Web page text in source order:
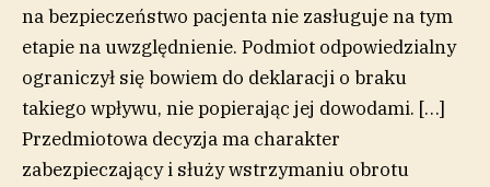
na bezpieczeństwo pacjenta nie zasługuje na tym
etapie na uwzględnienie. Podmiot odpowiedzialny
ograniczył się bowiem do deklaracji o braku
takiego wpływu, nie popierając jej dowodami. […]
Przedmiotowa decyzja ma charakter
zabezpieczający i służy wstrzymaniu obrotu